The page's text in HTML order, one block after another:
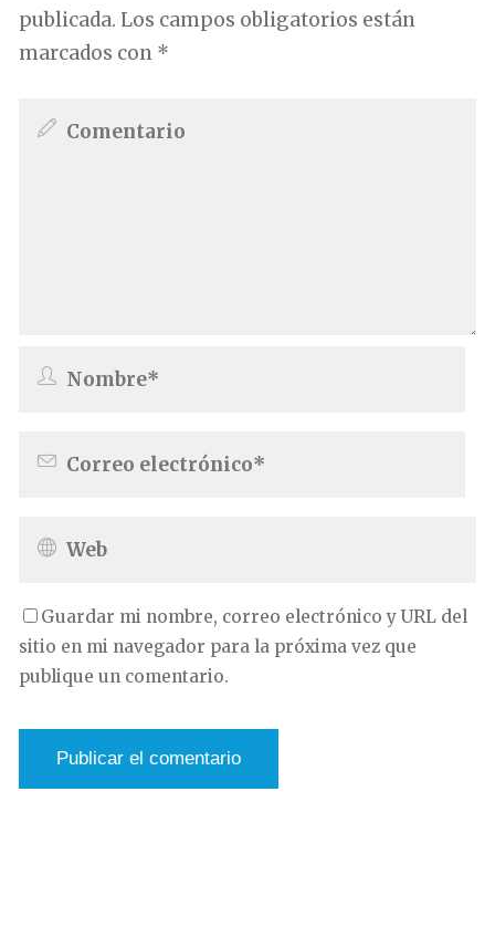
publicada. Los campos obligatorios están
marcados con *
Guardar mi nombre, correo electrónico y URL del
sitio en mi navegador para la próxima vez que
publique un comentario.